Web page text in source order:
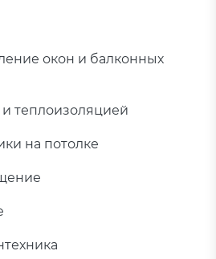
окон и балконных
и теплоизоляцией
на потолке